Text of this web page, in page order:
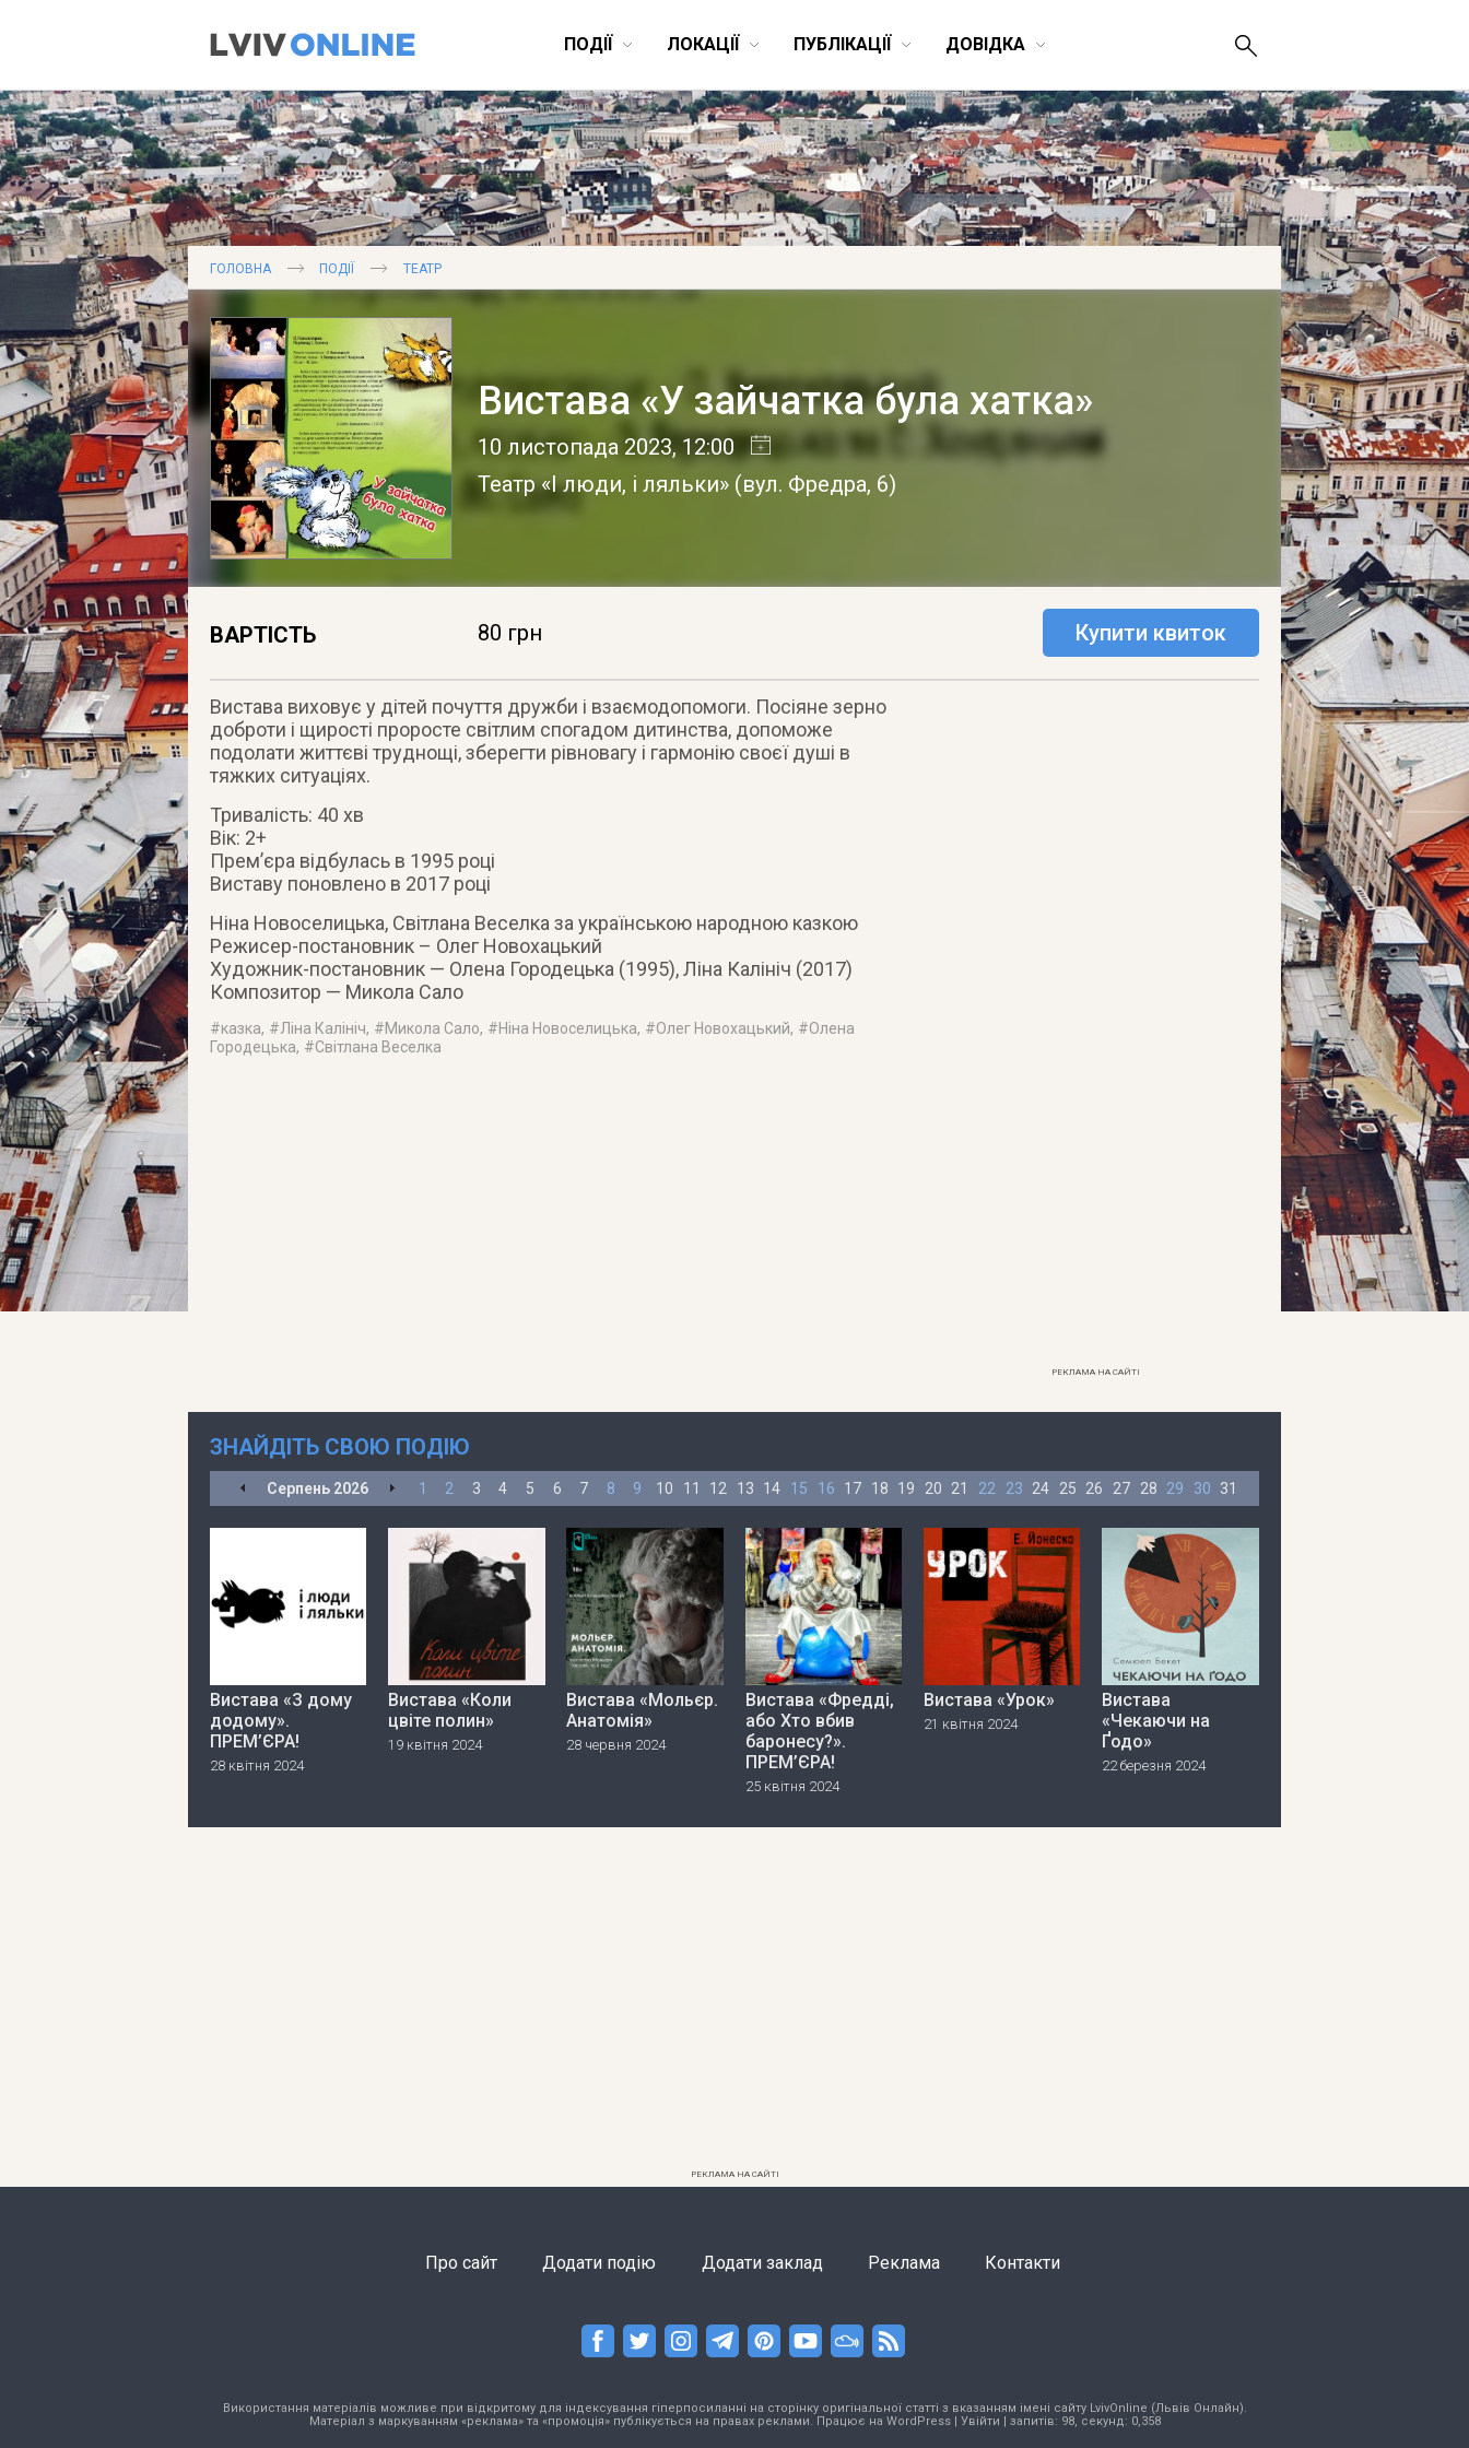
ПОДІЇ ЛОКАЦІЇ ПУБЛІКАЦІЇ ДОВІДКА
ГОЛОВНА ПОДІЇ ТЕАТР
Вистава «У зайчатка була хатка»
10 листопада 2023, 12:00
Театр «І люди, і ляльки» (вул. Фредра, 6)
ВАРТІСТЬ 80 грн Купити квиток
Вистава виховує у дітей почуття дружби і взаємодопомоги. Посіяне зерно
доброти і щирості проросте світлим спогадом дитинства, допоможе
подолати життєві труднощі, зберегти рівновагу і гармонію своєї душі в
тяжких ситуаціях.
Тривалість: 40 хв
Вік: 2+
Прем’єра відбулась в 1995 році
Виставу поновлено в 2017 році
Ніна Новоселицька, Світлана Веселка за українською народною казкою
Режисер-постановник – Олег Новохацький
Художник-постановник — Олена Городецька (1995), Ліна Калініч (2017)
Композитор — Микола Сало
#казка, #Ліна Калініч, #Микола Сало, #Ніна Новоселицька, #Олег Новохацький, #Олена
Городецька, #Світлана Веселка
РЕКЛАМА НА САЙТІ
ЗНАЙДІТЬ СВОЮ ПОДІЮ
Серпень 2026 1 2 3 4 5 6 7 8 9 10 11 12 13 14 15 16 17 18 19 20 21 22 23 24 25 26 27 28 29 30 31
Вистава «З дому
додому».
ПРЕМ’ЄРА!
28 квітня 2024
Вистава «Коли
цвіте полин»
19 квітня 2024
Вистава «Мольєр.
Анатомія»
28 червня 2024
Вистава «Фредді,
або Хто вбив
баронесу?».
ПРЕМ’ЄРА!
25 квітня 2024
Вистава «Урок»
21 квітня 2024
Вистава
«Чекаючи на
Ґодо»
22 березня 2024
РЕКЛАМА НА САЙТІ
Про сайт Додати подію Додати заклад Реклама Контакти
Використання матеріалів можливе при відкритому для індексування гіперпосиланні на сторінку оригінальної статті з вказанням імені сайту LvivOnline (Львів Онлайн).
Матеріал з маркуванням «реклама» та «промоція» публікується на правах реклами. Працює на WordPress| Увійти | запитів: 98, секунд: 0,358